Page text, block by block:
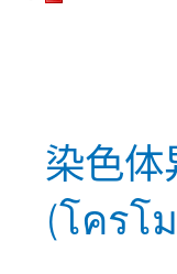
染色体
(โครโ